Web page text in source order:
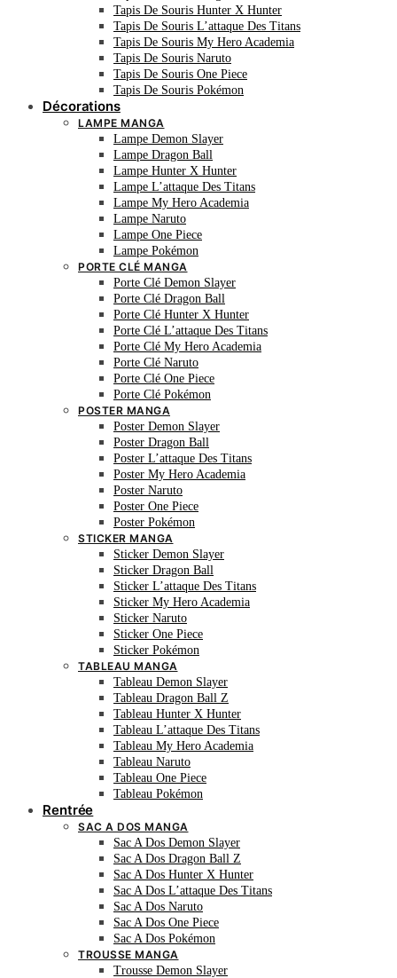
Tapis De Souris Hunter X Hunter
Tapis De Souris L’attaque Des Titans
Tapis De Souris My Hero Academia
Tapis De Souris Naruto
Tapis De Souris One Piece
Tapis De Souris Pokémon
Décorations
LAMPE MANGA
Lampe Demon Slayer
Lampe Dragon Ball
Lampe Hunter X Hunter
Lampe L’attaque Des Titans
Lampe My Hero Academia
Lampe Naruto
Lampe One Piece
Lampe Pokémon
PORTE CLÉ MANGA
Porte Clé Demon Slayer
Porte Clé Dragon Ball
Porte Clé Hunter X Hunter
Porte Clé L’attaque Des Titans
Porte Clé My Hero Academia
Porte Clé Naruto
Porte Clé One Piece
Porte Clé Pokémon
POSTER MANGA
Poster Demon Slayer
Poster Dragon Ball
Poster L’attaque Des Titans
Poster My Hero Academia
Poster Naruto
Poster One Piece
Poster Pokémon
STICKER MANGA
Sticker Demon Slayer
Sticker Dragon Ball
Sticker L’attaque Des Titans
Sticker My Hero Academia
Sticker Naruto
Sticker One Piece
Sticker Pokémon
TABLEAU MANGA
Tableau Demon Slayer
Tableau Dragon Ball Z
Tableau Hunter X Hunter
Tableau L’attaque Des Titans
Tableau My Hero Academia
Tableau Naruto
Tableau One Piece
Tableau Pokémon
Rentrée
SAC A DOS MANGA
Sac A Dos Demon Slayer
Sac A Dos Dragon Ball Z
Sac A Dos Hunter X Hunter
Sac A Dos L’attaque Des Titans
Sac A Dos Naruto
Sac A Dos One Piece
Sac A Dos Pokémon
TROUSSE MANGA
Trousse Demon Slayer